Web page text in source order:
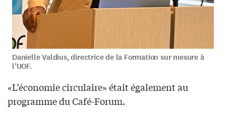
Danielle Valdius, directrice de la Formation sur mesure à
l’UOF.
«L’économie circulaire» était également au
programme du Café-Forum.